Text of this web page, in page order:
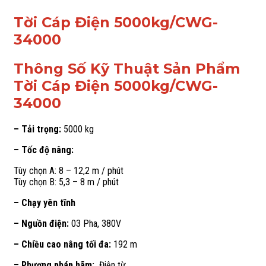
Loan
–
Model
CWG-
số
lượng
Tời Cáp Điện 5000kg/CWG-
34000
Thông Số Kỹ Thuật Sản Phẩm
Tời Cáp Điện 5000kg/CWG-
34000
– Tải trọng: 5000 kg
– Tốc độ nâng:
Tùy chọn A: 8 – 12,2 m / phút
Tùy chọn B: 5,3 – 8 m / phút
– Chạy yên tĩnh
– Nguồn điện: 03 Pha, 380V
– Chiều cao nâng tối đa: 192 m